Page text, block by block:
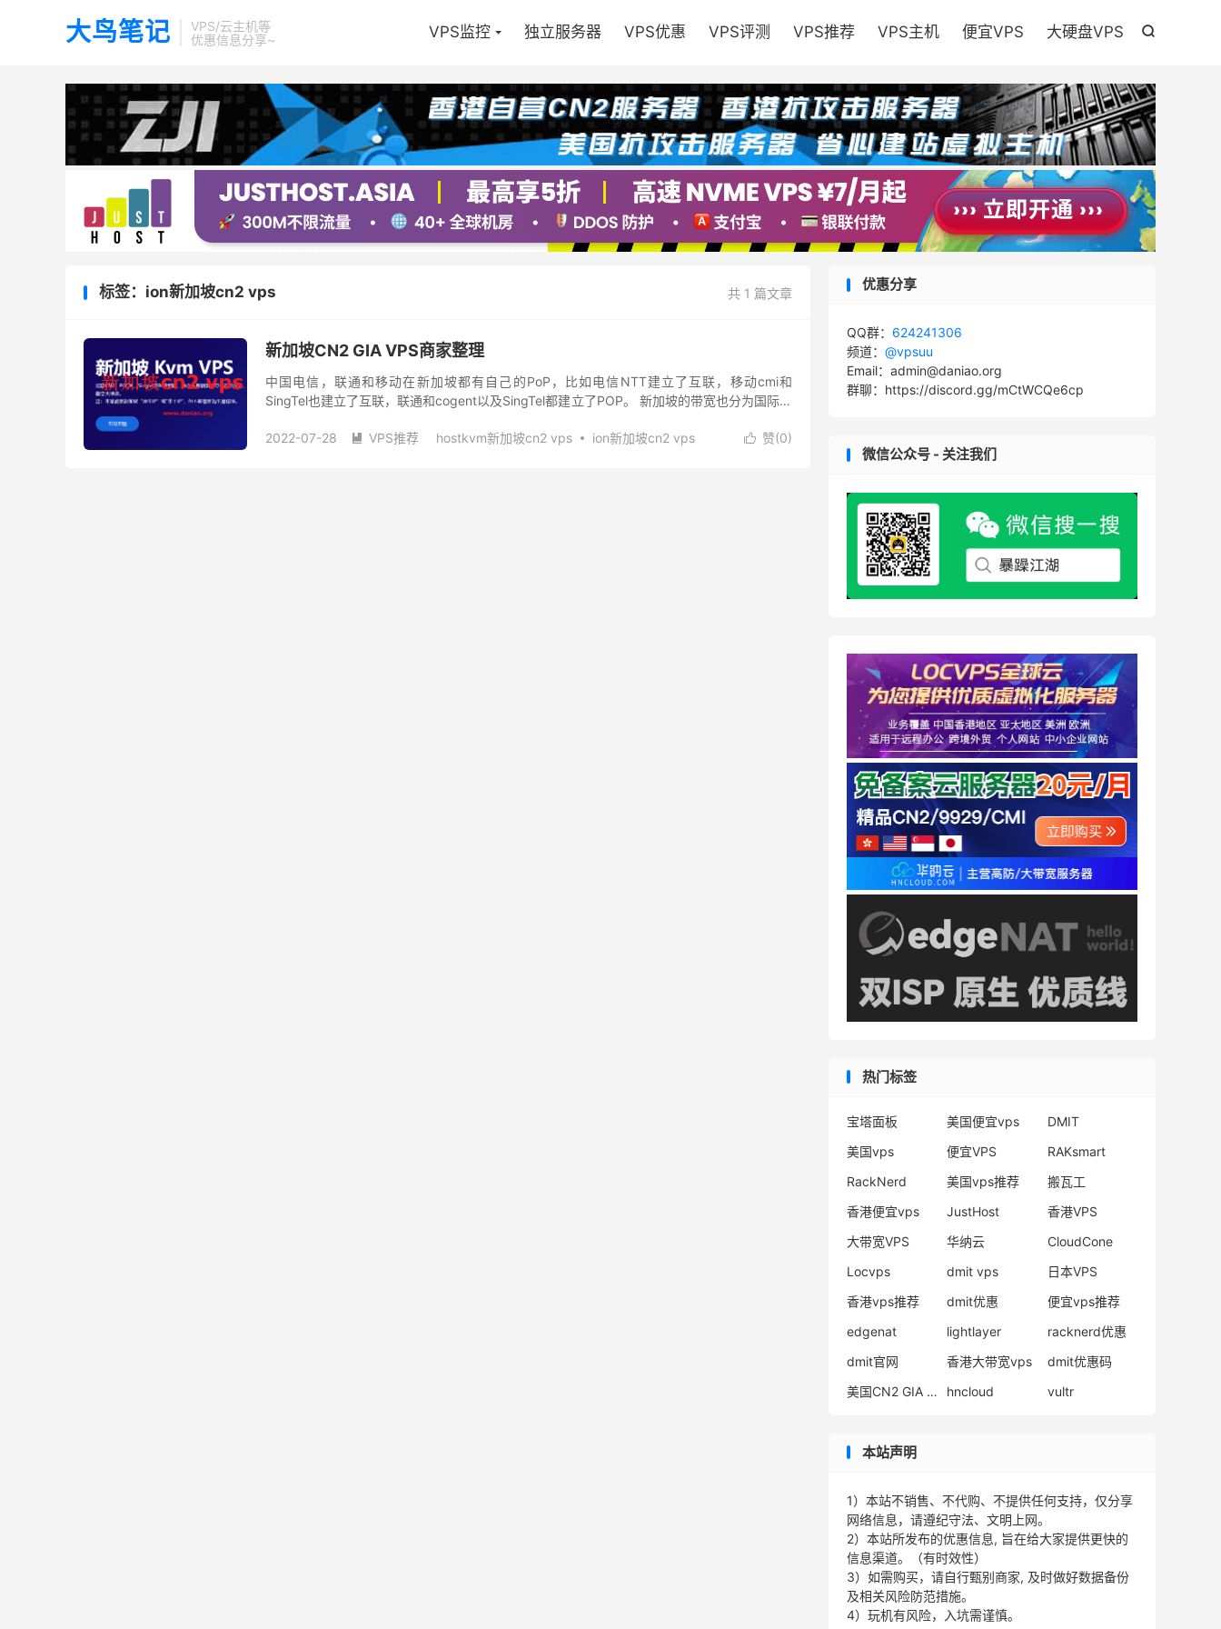
大鸟笔记
VPS/云主机等
优惠信息分享~

VPS监控 独立服务器 VPS优惠 VPS评测 VPS推荐 VPS主机 便宜VPS 大硬盘VPS
共 1 篇文章
标签：ion新加坡cn2 vps
新加坡CN2 GIA VPS商家整理
中国电信，联通和移动在新加坡都有自己的PoP，比如电信NTT建立了互联，移动cmi和
SingTel也建立了互联，联通和cogent以及SingTel都建立了POP。 新加坡的带宽也分为国际带
 赞(0)
2022-07-28  VPS推荐 hostkvm新加坡cn2 vps
ion新加坡cn2 vps
优惠分享
QQ群： 624241306
频道： @vpsuu
Email：admin@daniao.org
群聊：https://discord.gg/mCtWCQe6cp
微信公众号 - 关注我们
热门标签
宝塔面板 美国便宜vps
DMIT
美国vps
便宜VPS
RAKsmart
RackNerd
美国vps推荐
搬瓦工
香港便宜vps
JustHost
香港VPS
大带宽VPS
华纳云
CloudCone
Locvps
dmit vps
日本VPS
香港vps推荐
dmit优惠
便宜vps推荐
edgenat
lightlayer
racknerd优惠
dmit官网
香港大带宽vps
dmit优惠码
美国CN2 GIA VPS
hncloud vultr
本站声明
1）本站不销售、不代购、不提供任何支持，仅分享
网络信息，请遵纪守法、文明上网。
2）本站所发布的优惠信息, 旨在给大家提供更快的
信息渠道。（有时效性）
3）如需购买，请自行甄别商家, 及时做好数据备份
及相关风险防范措施。
4）玩机有风险，入坑需谨慎。